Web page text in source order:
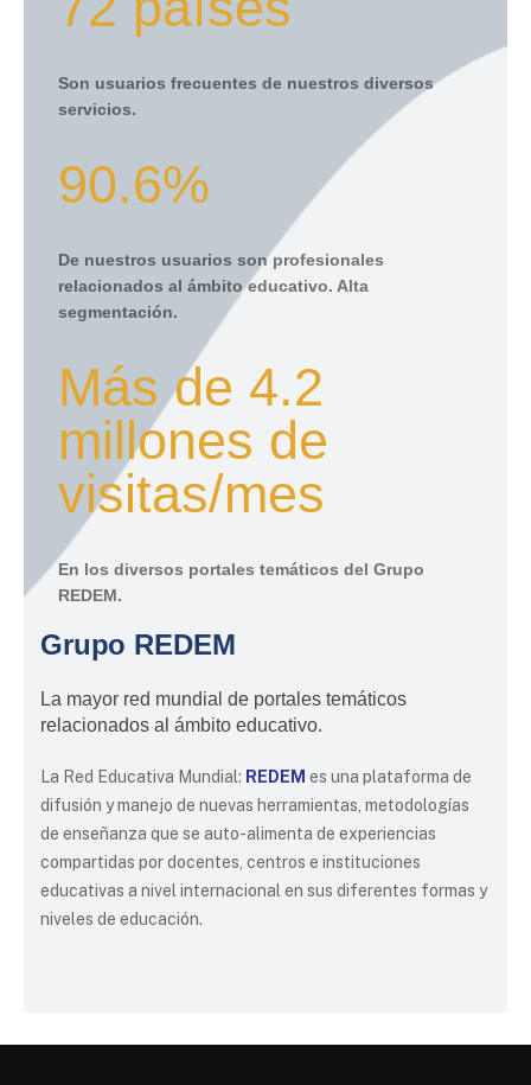
Son usuarios frecuentes de nuestros diversos
servicios.
90.6%
De nuestros usuarios son profesionales
relacionados al ámbito educativo. Alta
segmentación.
Más de 4.2
millones de
visitas/mes
En los diversos portales temáticos del Grupo
REDEM.
Grupo REDEM
La mayor red mundial de portales temáticos
relacionados al ámbito educativo.
La Red Educativa Mundial: REDEM es una plataforma de
difusión y manejo de nuevas herramientas, metodologías
de enseñanza que se auto-alimenta de experiencias
compartidas por docentes, centros e instituciones
educativas a nivel internacional en sus diferentes formas y
niveles de educación.